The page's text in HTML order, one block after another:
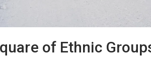
of Ethnic